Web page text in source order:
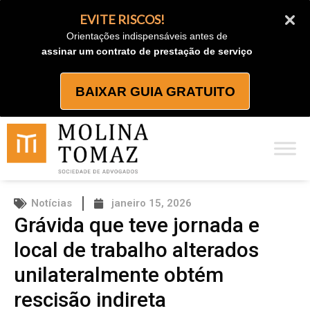
EVITE RISCOS!
Orientações indispensáveis antes de
assinar um contrato de prestação de serviço
BAIXAR GUIA GRATUITO
Notícias janeiro 15, 2026
Grávida que teve jornada e
local de trabalho alterados
unilateralmente obtém
rescisão indireta